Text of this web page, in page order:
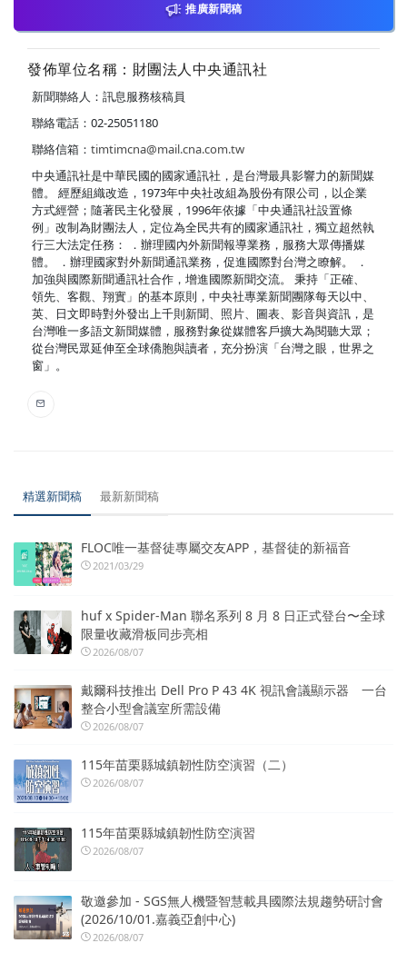
推廣新聞稿
發佈單位名稱：財團法人中央通訊社
新聞聯絡人：訊息服務核稿員
聯絡電話：02-25051180
聯絡信箱： timtimcna@mail.cna.com.tw
中央通訊社是中華民國的國家通訊社，是台灣最具影響力的新聞媒
體。 經歷組織改造，1973年中央社改組為股份有限公司，以企業
方式經營；隨著民主化發展，1996年依據「中央通訊社設置條
例」改制為財團法人，定位為全民共有的國家通訊社，獨立超然執
行三大法定任務： ．辦理國內外新聞報導業務，服務大眾傳播媒
體。 ．辦理國家對外新聞通訊業務，促進國際對台灣之瞭解。 ．
加強與國際新聞通訊社合作，增進國際新聞交流。 秉持「正確、
領先、客觀、翔實」的基本原則，中央社專業新聞團隊每天以中、
英、日文即時對外發出上千則新聞、照片、圖表、影音與資訊，是
台灣唯一多語文新聞媒體，服務對象從媒體客戶擴大為閱聽大眾；
從台灣民眾延伸至全球僑胞與讀者，充分扮演「台灣之眼，世界之
窗」。
精選新聞稿 最新新聞稿
FLOC唯一基督徒專屬交友APP，基督徒的新福音
2021/03/29
huf x Spider-Man 聯名系列 8 月 8 日正式登台〜全球
限量收藏滑板同步亮相
2026/08/07
戴爾科技推出 Dell Pro P 43 4K 視訊會議顯示器 一台
整合小型會議室所需設備
2026/08/07
115年苗栗縣城鎮韌性防空演習（二）
2026/08/07
115年苗栗縣城鎮韌性防空演習
2026/08/07
敬邀參加 - SGS無人機暨智慧載具國際法規趨勢研討會
(2026/10/01.嘉義亞創中心)
2026/08/07